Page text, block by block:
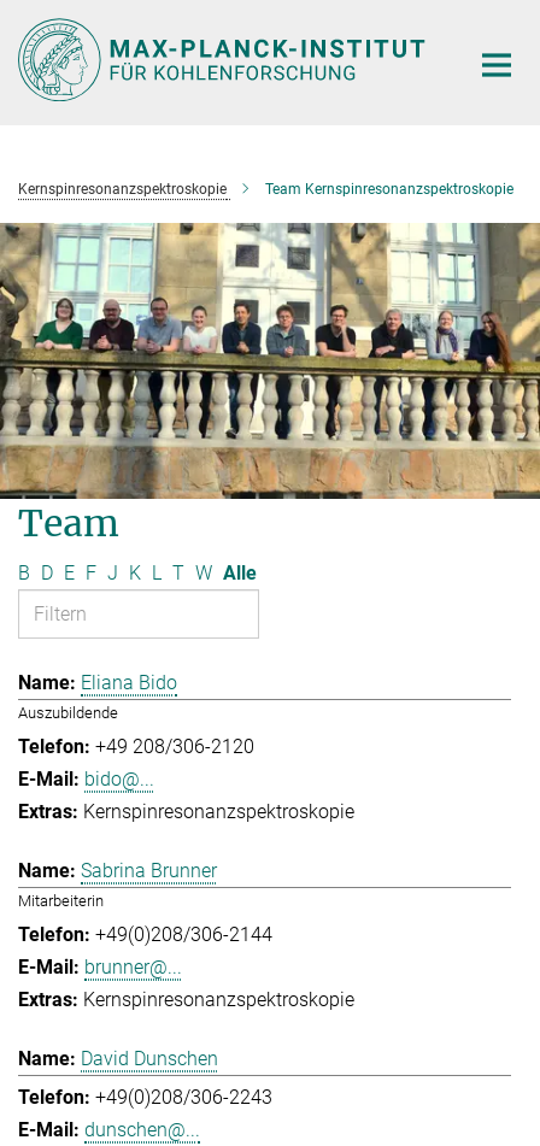
Hauptinhalt
Kernspinresonanzspektroskopie Team Kernspinresonanzspektroskopie
Team
B D E F J K L T W Alle
Eliana Bido
Auszubildende
+49 208/306-2120
bido@...
Kernspinresonanzspektroskopie
Sabrina Brunner
Mitarbeiterin
+49(0)208/306-2144
brunner@...
Kernspinresonanzspektroskopie
David Dunschen
+49(0)208/306-2243
dunschen@...